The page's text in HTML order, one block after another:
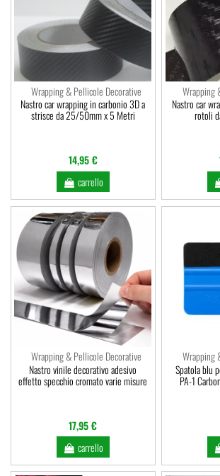
Wrapping & Pellicole Decorative
Nastro car wrapping in carbonio 3D a
strisce da 25/50mm x 5 Metri
14,95 €
carrello
Wrapping
Nastro car
rotoli
Wrapping & Pellicole Decorative
Nastro vinile decorativo adesivo
effetto specchio cromato varie misure
17,95 €
carrello
Wrapping
Spatola blu
PA-1